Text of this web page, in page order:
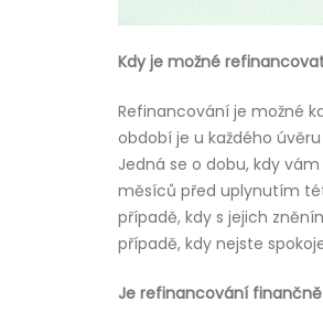
Kdy je možné
Refinancování je možné
období je u každého
Jedná se o dobu, kdy
měsíců před uplynutím
případě, kdy s jejich
případě, kdy nejste
Je refinancování